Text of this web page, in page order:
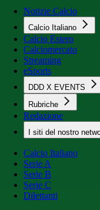
Notizie Calcio
Calcio Italiano
Calcio Estero
Calciomercato
Streaming
eSports
DDD X EVENTS
Rubriche
Redazione
I siti del nostro
Calcio Italiano
Serie A
Serie B
Serie C
Dilettanti